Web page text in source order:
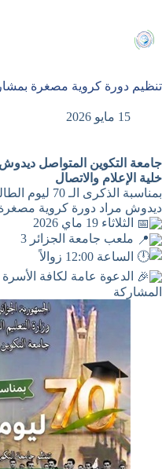
المحتوى
تنظيم دورة كروية مصغرة
15 مايو 2026
جامعة التكوين المتواصل
خلية الإعلام والاتصال
بمناسبة
ديدوش مراد دورة كروية
الثلاثاء 19 ماي 2026
ملعب جامعة الجزائر 3
الساعة 12:00 زوالاً
الدعوة عامة لكافة
المشاركة